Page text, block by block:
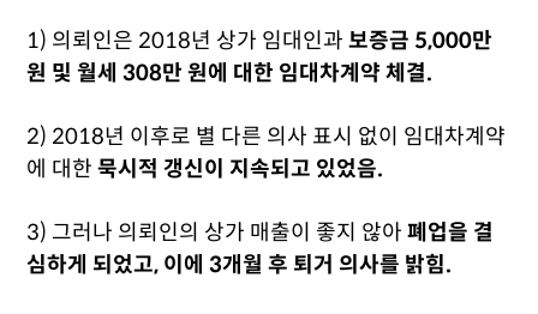
1) 의뢰인은 2018년 상가 임대인과보증금 5,000만
원 및 월세 308만 원에 대한 임대차계약 체결.
2) 2018년 이후로 별 다른 의사 표시 없이 임대차계약
에 대한묵시적 갱신이 지속되고 있었음.
3) 그러나 의뢰인의 상가 매출이 좋지 않아폐업을 결
심하게 되었고, 이에 3개월 후 퇴거 의사를 밝힘.